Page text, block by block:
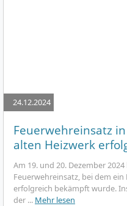
24.12.2024
Feuerwehreinsatz
alten Heizwerk
Am 19. und 20. Dezember
Feuerwehreinsatz, bei dem
erfolgreich bekämpft wurde.
der ... Mehr lesen